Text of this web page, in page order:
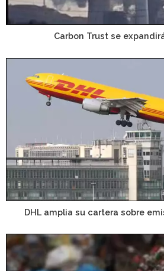
Carbon Trust se
DHL amplia su cartera sobre